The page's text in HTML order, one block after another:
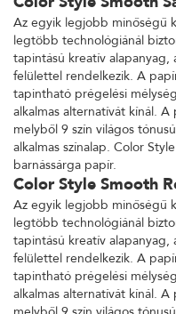
Color Style Smooth
Az egyik legjobb minőségű
legtöbb technológiánál
tapintású kreatív
felülettel rendelkezik. A
tapintható prégelési
alkalmas alternatívát kínál.
melyből 9 szín világos
alkalmas színalap. Color
barnássárga papír.
Color Style Smooth
Az egyik legjobb minőségű
legtöbb technológiánál
tapintású kreatív
felülettel rendelkezik. A
tapintható prégelési
alkalmas alternatívát kínál.